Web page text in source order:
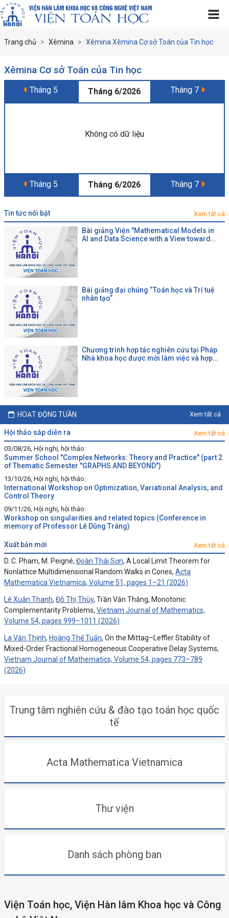
Trang chủ Xêmina Xêmina Xêmina Cơ sở Toán của Tin học
Xêmina Cơ sở Toán của Tin học
Tháng 5 Tháng 6/2026 Tháng 7
Không có dữ liệu
Tháng 5 Tháng 6/2026 Tháng 7
tin tức nổi bật Xem tất cả
Bài giảng Viện "Mathematical Models in
AI and Data Science with a View toward
Bài giảng đại chúng “Toán học và Trí tuệ
nhân tạo”
Chương trình hợp tác nghiên cứu tại Pháp
Nhà khoa học được mời làm việc và hợp
HOẠT ĐỘNG TUẦN Xem tất cả
hội thảo sắp diễn ra
Xem tất cả
03/08/26, Hội nghị, hội thảo:
Summer School "Complex Networks: Theory and Practice" (part 2
of Thematic Semester "GRAPHS AND BEYOND")
13/10/26, Hội nghị, hội thảo:
International Workshop on Optimization, Variational Analysis, and
Control Theory
09/11/26, Hội nghị, hội thảo:
Workshop on singularities and related topics (Conference in
memory of Professor Lê Dũng Tráng)
xuất bản mới Xem tất cả
D. C. Pham, M. Peigné, Đoàn Thái Sơn, A Local Limit Theorem for
Nonlattice Multidimensional Random Walks in Cones, Acta
Mathematica Vietnamica, Volume 51, pages 1–21 (2026)
Lê Xuân Thanh, Đỗ Thị Thùy, Trần Văn Thắng, Monotonic
Complementarity Problems, Vietnam Journal of Mathematics,
Volume 54, pages 999–1011 (2026)
La Văn Thịnh, Hoàng Thế Tuấn, On the Mittag–Leffler Stability of
Mixed-Order Fractional Homogeneous Cooperative Delay Systems,
Vietnam Journal of Mathematics, Volume 54, pages 773–789
(2026)
Trung tâm nghiên cứu & đào tạo toán học quốc
tế
Acta Mathematica Vietnamica
Thư viện
Danh sách phòng ban
Viện Toán học, Viện Hàn lâm Khoa học và Công